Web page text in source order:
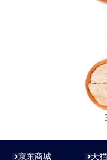
京东商城 天